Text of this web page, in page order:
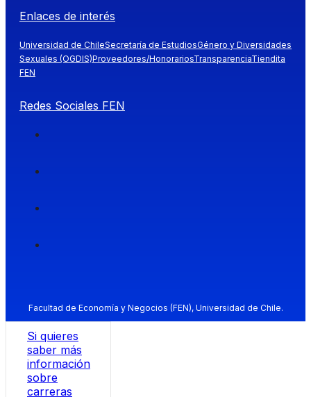
Enlaces de interés
Universidad de ChileSecretaría de EstudiosGénero y Diversidades
Sexuales (OGDIS)Proveedores/HonorariosTransparenciaTiendita
FEN
Redes Sociales FEN
Facultad de Economía y Negocios (FEN), Universidad de Chile.
Si quieres
saber más
información
sobre
carreras